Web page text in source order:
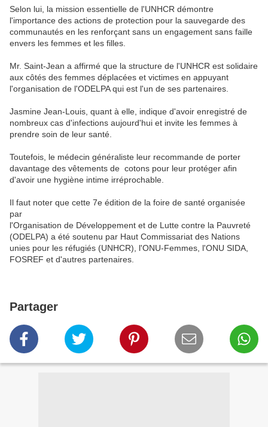
Selon lui, la mission essentielle de l'UNHCR démontre
l'importance des actions de protection pour la sauvegarde des
communautés en les renforçant sans un engagement sans faille
envers les femmes et les filles.
Mr. Saint-Jean a affirmé que la structure de l'UNHCR est solidaire
aux côtés des femmes déplacées et victimes en appuyant
l'organisation de l'ODELPA qui est l'un de ses partenaires.
Jasmine Jean-Louis, quant à elle, indique d'avoir enregistré de
nombreux cas d'infections aujourd'hui et invite les femmes à
prendre soin de leur santé.
Toutefois, le médecin généraliste leur recommande de porter
davantage des vêtements de cotons pour leur protéger afin
d'avoir une hygiène intime irréprochable.
Il faut noter que cette 7e édition de la foire de santé organisée
par
l'Organisation de Développement et de Lutte contre la Pauvreté
(ODELPA) a été soutenu par Haut Commissariat des Nations
unies pour les réfugiés (UNHCR), l'ONU-Femmes, l'ONU SIDA,
FOSREF et d'autres partenaires.
Partager